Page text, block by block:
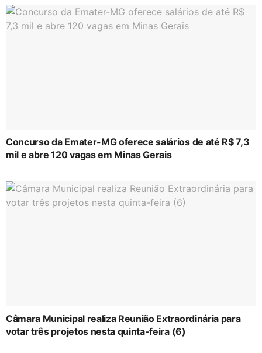
Concurso da Emater-MG oferece salários de até R$ 7,3
mil e abre 120 vagas em Minas Gerais
Câmara Municipal realiza Reunião Extraordinária para
votar três projetos nesta quinta-feira (6)